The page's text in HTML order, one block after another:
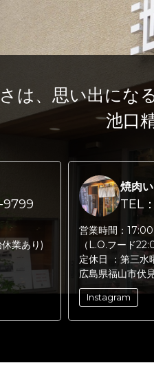
は、思い出にな
池口
9799
業あり)
焼肉
TEL
営業時間：
（L.O.フード
定休日 ： 第三水
広島県福山市伏
Instagram